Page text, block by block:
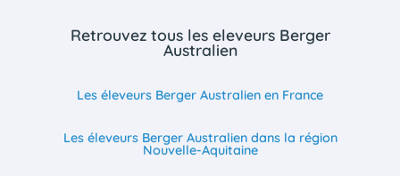
Retrouvez tous les eleveurs Berger
Australien
Les éleveurs Berger Australien en France
Les éleveurs Berger Australien dans la région
Nouvelle-Aquitaine